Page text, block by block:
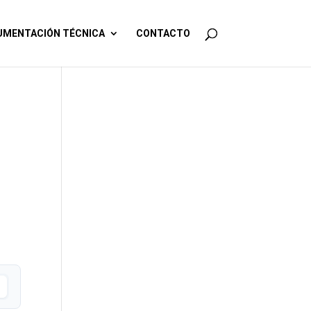
TÉCNICA CONTACTO